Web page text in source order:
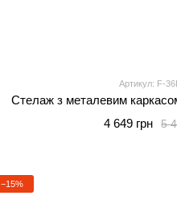
Артикул: F-
Стелаж з металевим
5
4 649 грн
−15%